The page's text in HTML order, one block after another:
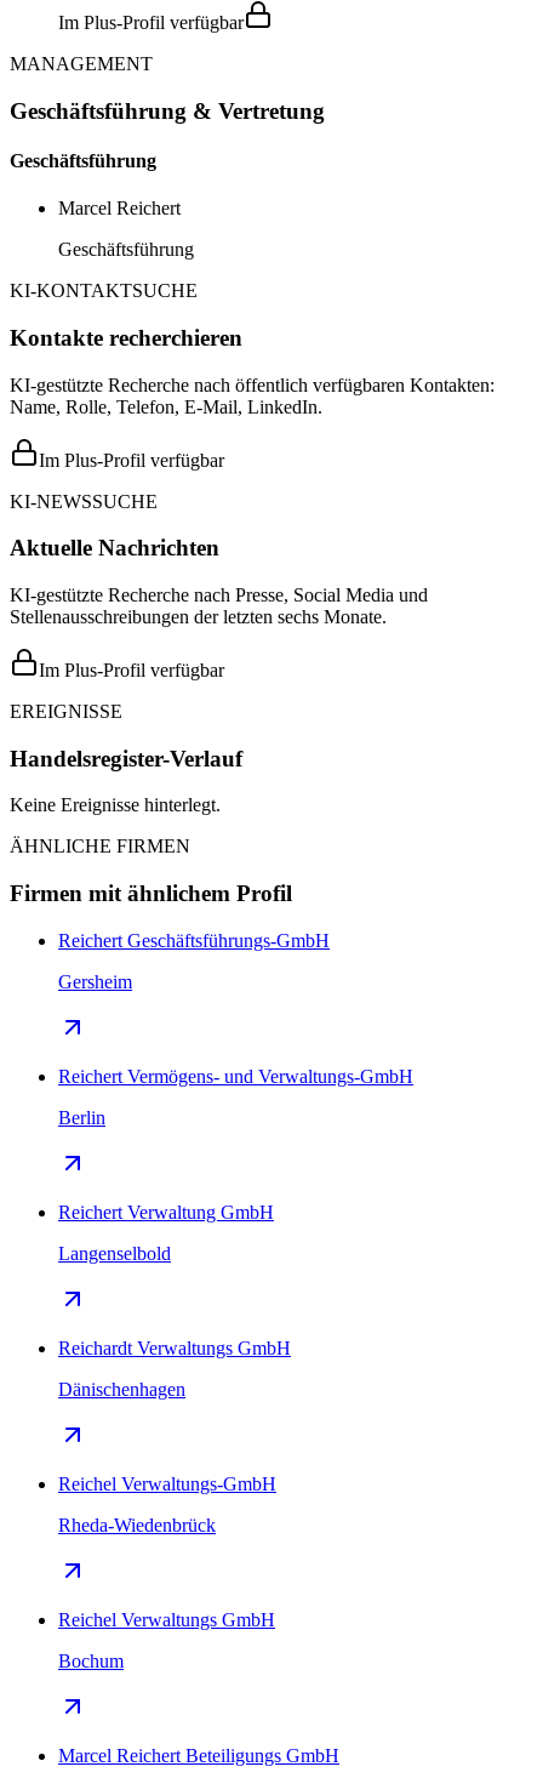
Im Plus-Profil verfügbar
MANAGEMENT
Geschäftsführung & Vertretung
Geschäftsführung
Marcel Reichert
Geschäftsführung
KI-KONTAKTSUCHE
Kontakte recherchieren
KI-gestützte Recherche nach öffentlich verfügbaren Kontakten:
Name, Rolle, Telefon, E-Mail, LinkedIn.
Im Plus-Profil verfügbar
KI-NEWSSUCHE
Aktuelle Nachrichten
KI-gestützte Recherche nach Presse, Social Media und
Stellenausschreibungen der letzten sechs Monate.
Im Plus-Profil verfügbar
EREIGNISSE
Handelsregister-Verlauf
Keine Ereignisse hinterlegt.
ÄHNLICHE FIRMEN
Firmen mit ähnlichem Profil
Reichert Geschäftsführungs-GmbH
Gersheim
Reichert Vermögens- und Verwaltungs-GmbH
Berlin
Reichert Verwaltung GmbH
Langenselbold
Reichardt Verwaltungs GmbH
Dänischenhagen
Reichel Verwaltungs-GmbH
Rheda-Wiedenbrück
Reichel Verwaltungs GmbH
Bochum
Marcel Reichert Beteiligungs GmbH